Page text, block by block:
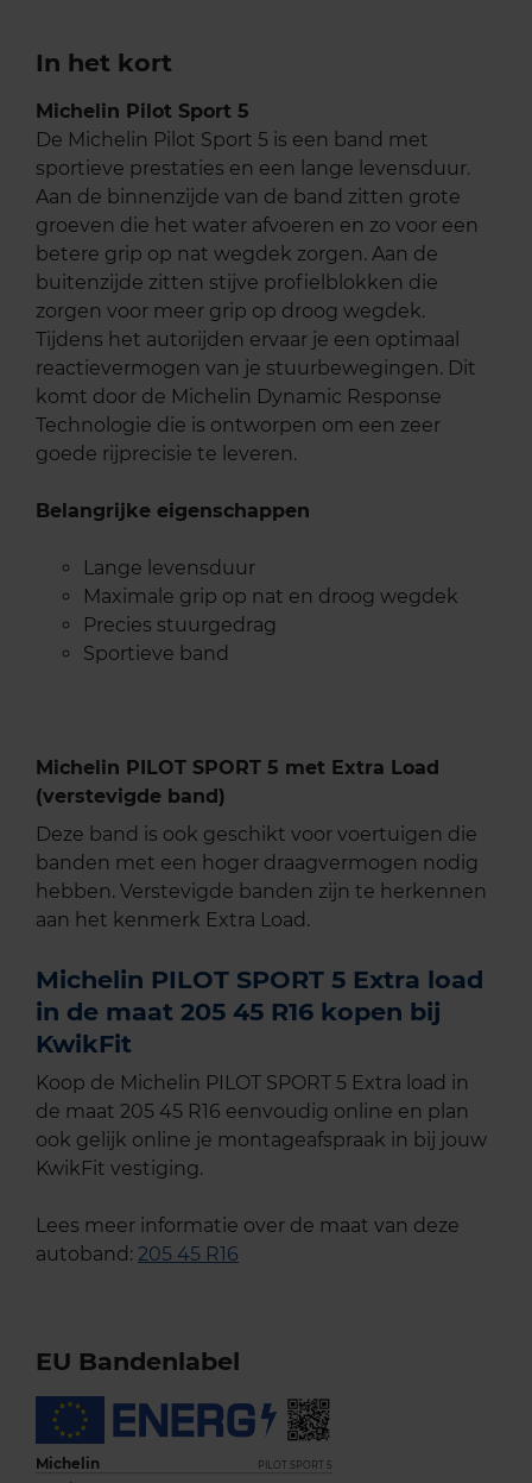
In het kort
Michelin Pilot Sport 5
De Michelin Pilot Sport 5 is een band met
sportieve prestaties en een lange levensduur.
Aan de binnenzijde van de band zitten grote
groeven die het water afvoeren en zo voor een
betere grip op nat wegdek zorgen. Aan de
buitenzijde zitten stijve profielblokken die
zorgen voor meer grip op droog wegdek.
Tijdens het autorijden ervaar je een optimaal
reactievermogen van je stuurbewegingen. Dit
komt door de Michelin Dynamic Response
Technologie die is ontworpen om een zeer
goede rijprecisie te leveren.
Belangrijke eigenschappen
Lange levensduur
Maximale grip op nat en droog wegdek
Precies stuurgedrag
Sportieve band
Michelin PILOT SPORT 5 met Extra Load
(verstevigde band)
Deze band is ook geschikt voor voertuigen die
banden met een hoger draagvermogen nodig
hebben. Verstevigde banden zijn te herkennen
aan het kenmerk Extra Load.
Michelin PILOT SPORT 5 Extra load
in de maat 205 45 R16 kopen bij
KwikFit
Koop de Michelin PILOT SPORT 5 Extra load in
de maat 205 45 R16 eenvoudig online en plan
ook gelijk online je montageafspraak in bij jouw
KwikFit vestiging.
Lees meer informatie over de maat van deze
autoband: 205 45 R16
EU Bandenlabel
Michelin PILOT SPORT 5